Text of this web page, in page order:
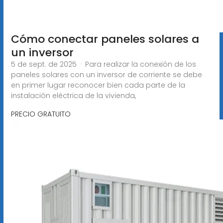
Cómo conectar paneles solares a
un inversor
5 de sept. de 2025 · Para realizar la conexión de los
paneles solares con un inversor de corriente se debe
en primer lugar reconocer bien cada parte de la
instalación eléctrica de la vivienda,
PRECIO GRATUITO